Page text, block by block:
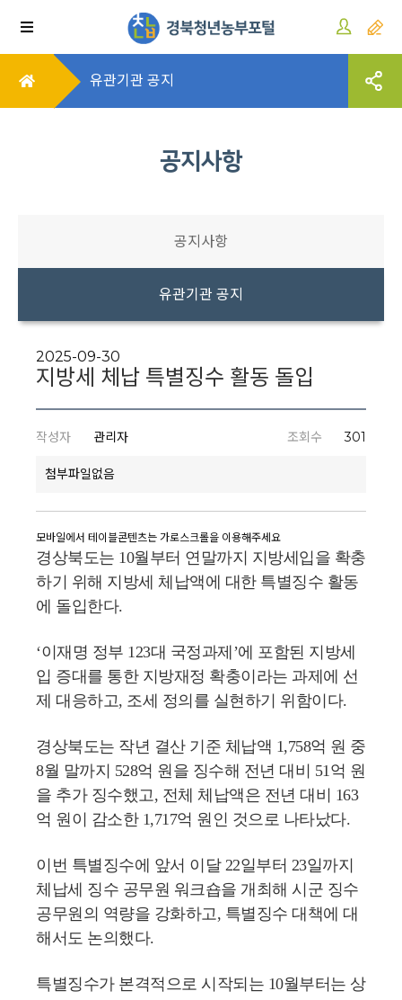
유관기관 공지
공지사항
공지사항
유관기관 공지
2025-09-30
지방세 체납 특별징수 활동 돌입
작성자 관리자 조회수 301
첨부파일없음
경상북도는 10월부터 연말까지 지방세입을 확충
하기 위해 지방세 체납액에 대한 특별징수 활동
에 돌입한다.
‘이재명 정부 123대 국정과제’에 포함된 지방세
입 증대를 통한 지방재정 확충이라는 과제에 선
제 대응하고, 조세 정의를 실현하기 위함이다.
경상북도는 작년 결산 기준 체납액 1,758억 원 중
8월 말까지 528억 원을 징수해 전년 대비 51억 원
을 추가 징수했고, 전체 체납액은 전년 대비 163
억 원이 감소한 1,717억 원인 것으로 나타났다.
이번 특별징수에 앞서 이달 22일부터 23일까지
체납세 징수 공무원 워크숍을 개최해 시군 징수
공무원의 역량을 강화하고, 특별징수 대책에 대
해서도 논의했다.
특별징수가 본격적으로 시작되는 10월부터는 상